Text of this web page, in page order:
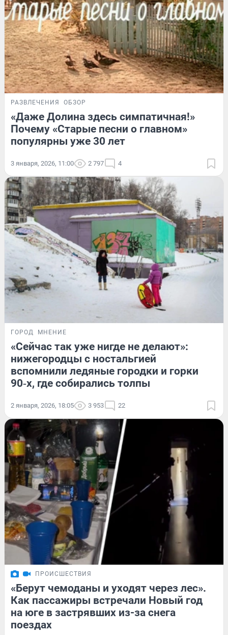
РАЗВЛЕЧЕНИЯ ОБЗОР
«Даже Долина здесь симпатичная!»
Почему «Старые песни о главном»
популярны уже 30 лет
3 января, 2026, 11:00 2 797 4
ГОРОД МНЕНИЕ
«Сейчас так уже нигде не делают»:
нижегородцы с ностальгией
вспомнили ледяные городки и горки
90‑х, где собирались толпы
2 января, 2026, 18:05 3 953 22
ПРОИСШЕСТВИЯ
«Берут чемоданы и уходят через лес».
Как пассажиры встречали Новый год
на юге в застрявших из-за снега
поездах